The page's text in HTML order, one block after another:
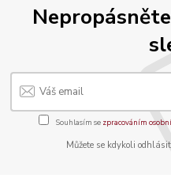
Souhlasím se zpracováním
Můžete se kdykoli